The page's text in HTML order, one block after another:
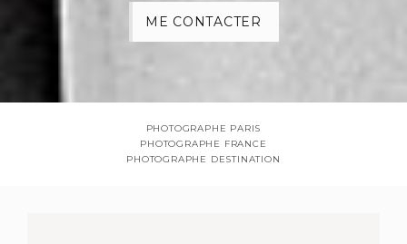
ME CONTACTER
PHOTOGRAPHE PARIS
PHOTOGRAPHE FRANCE
PHOTOGRAPHE DESTINATION